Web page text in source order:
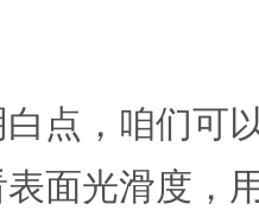
点，咱们可
面光滑度，